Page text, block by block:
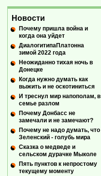
Новости
Почему пришла война и
когда она уйдет
ДиалогитипаПлатонна
зимой 2022 года
Неожиданно тихая ночь в
Донецке
Когда нужно думать как
выжить и не оскотиниться
И треснул мир напополам, в
семье разлом
Почему Донбасс не
замечали и не замечают?
Почему не надо думать, что
Зеленский - голубь мира
Сказка о медведе и
сельском дурачке Мыколе
Пять пунктов к непростому
текущему моменту